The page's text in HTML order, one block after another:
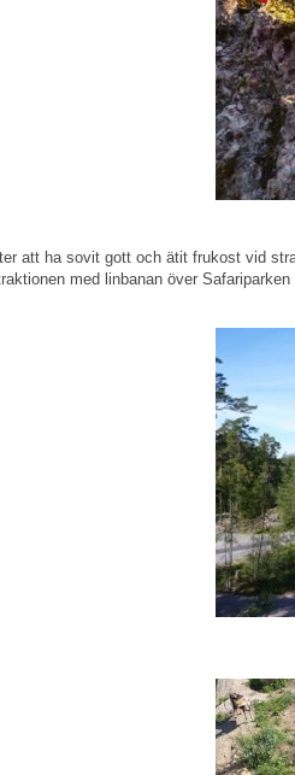
att ha sovit gott och ätit frukost vid
med linbanan över